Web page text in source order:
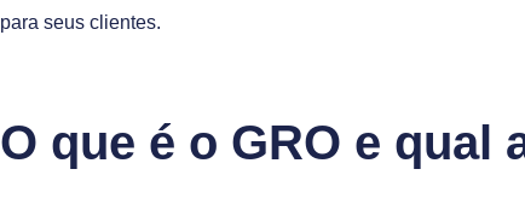
para seus clientes.
O que é o GRO e qual